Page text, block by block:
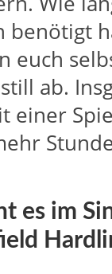
benötigt
euch
ab.
einer
es im